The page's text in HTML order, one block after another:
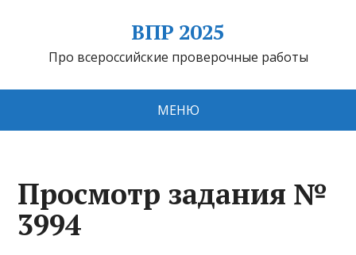
ВПР 2025
Про всероссийские проверочные работы
МЕНЮ
Просмотр задания №
3994